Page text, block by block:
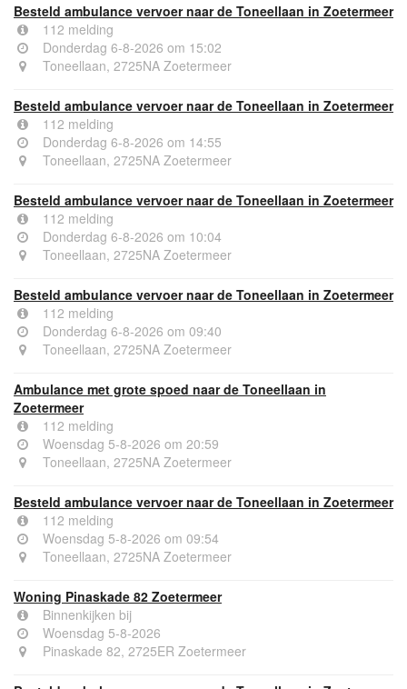
Besteld ambulance vervoer naar de Toneellaan in Zoetermeer
112 melding
Donderdag 6-8-2026 om 15:02
Toneellaan, 2725NA Zoetermeer
Besteld ambulance vervoer naar de Toneellaan in Zoetermeer
112 melding
Donderdag 6-8-2026 om 14:55
Toneellaan, 2725NA Zoetermeer
Besteld ambulance vervoer naar de Toneellaan in Zoetermeer
112 melding
Donderdag 6-8-2026 om 10:04
Toneellaan, 2725NA Zoetermeer
Besteld ambulance vervoer naar de Toneellaan in Zoetermeer
112 melding
Donderdag 6-8-2026 om 09:40
Toneellaan, 2725NA Zoetermeer
Ambulance met grote spoed naar de Toneellaan in
Zoetermeer
112 melding
Woensdag 5-8-2026 om 20:59
Toneellaan, 2725NA Zoetermeer
Besteld ambulance vervoer naar de Toneellaan in Zoetermeer
112 melding
Woensdag 5-8-2026 om 09:54
Toneellaan, 2725NA Zoetermeer
Woning Pinaskade 82 Zoetermeer
Binnenkijken bij
Woensdag 5-8-2026
Pinaskade 82, 2725ER Zoetermeer